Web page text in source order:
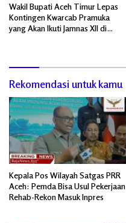
Wakil Bupati Aceh Timur Lepas
Kontingen Kwarcab Pramuka
yang Akan Ikuti Jamnas XII di
Rekomendasi untuk kamu
Kepala Pos Wilayah Satgas PRR
Aceh: Pemda Bisa Usul Pekerjaan
Rehab-Rekon Masuk Inpres